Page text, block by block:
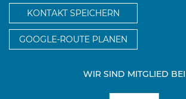
KONTAKT SPEICHERN
GOOGLE-ROUTE PLANEN
WIR SIND MITGLIED BEI